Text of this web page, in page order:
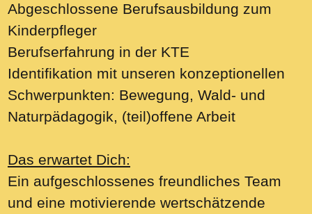
Abgeschlossene Berufsausbildung zum
Kinderpfleger
Berufserfahrung in der KTE
Identifikation mit unseren konzeptionellen
Schwerpunkten: Bewegung, Wald- und
Naturpädagogik, (teil)offene Arbeit
Das erwartet Dich:
Ein aufgeschlossenes freundliches Team
und eine motivierende wertschätzende